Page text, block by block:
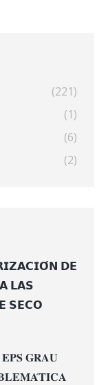
(221)
(1)
(6)
(2)
𝗗𝗘
𝗟𝗔𝗦
𝗦𝗘𝗖𝗢
𝐆𝐑𝐀𝐔